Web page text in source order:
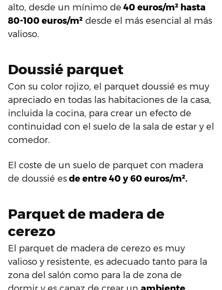
alto, desde un mínimo de 40 euros/m² hasta
80-100 euros/m² desde el más esencial al más
valioso.
Doussié parquet
Con su color rojizo, el parquet doussié es muy
apreciado en todas las habitaciones de la casa,
incluida la cocina, para crear un efecto de
continuidad con el suelo de la sala de estar y el
comedor.
El coste de un suelo de parquet con madera
de doussié esde entre 40 y 60 euros/m².
Parquet de madera de
cerezo
El parquet de madera de cerezo es muy
valioso y resistente, es adecuado tanto para la
zona del salón como para la de zona de